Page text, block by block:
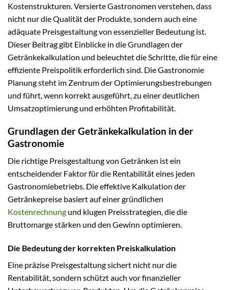
Kostenstrukturen. Versierte Gastronomen verstehen, dass
nicht nur die Qualität der Produkte, sondern auch eine
adäquate Preisgestaltung von essenzieller Bedeutung ist.
Dieser Beitrag gibt Einblicke in die Grundlagen der
Getränkekalkulation und beleuchtet die Schritte, die für eine
effiziente Preispolitik erforderlich sind. Die Gastronomie
Planung steht im Zentrum der Optimierungsbestrebungen
und führt, wenn korrekt ausgeführt, zu einer deutlichen
Umsatzoptimierung und erhöhten Profitabilität.
Grundlagen der Getränkekalkulation in der
Gastronomie
Die richtige Preisgestaltung von Getränken ist ein
entscheidender Faktor für die Rentabilität eines jeden
Gastronomiebetriebs. Die effektive Kalkulation der
Getränkepreise basiert auf einer gründlichen
Kostenrechnung und klugen Preisstrategien, die die
Bruttomarge stärken und den Gewinn optimieren.
Die Bedeutung der korrekten Preiskalkulation
Eine präzise Preisgestaltung sichert nicht nur die
Rentabilität, sondern schützt auch vor finanzieller